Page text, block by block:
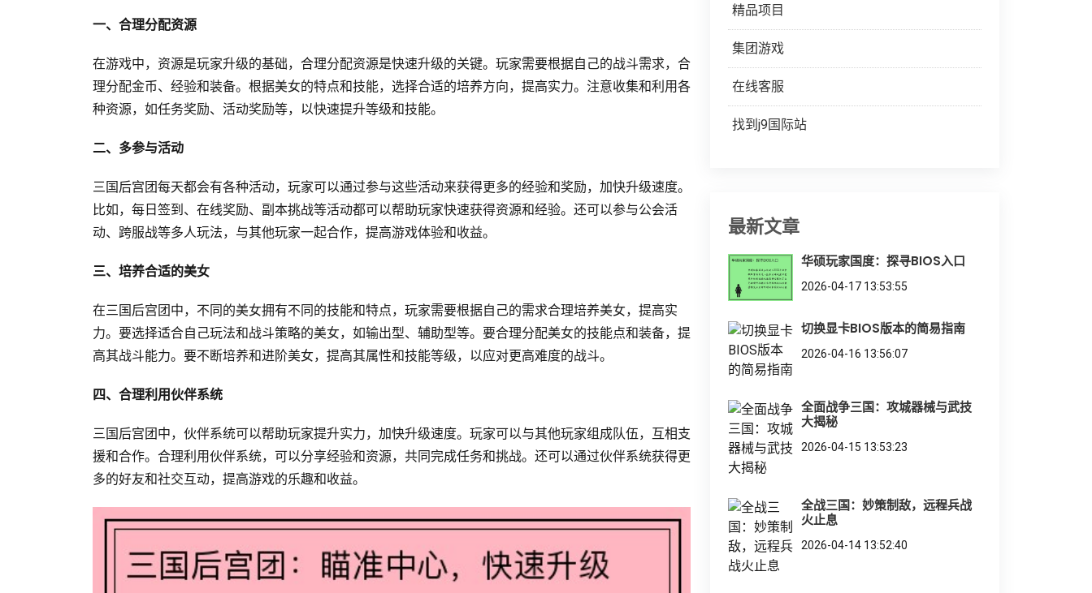
一、合理分配资源
在游戏中，资源是玩家升级的基础，合理分配资源是快速升级的关键。玩家需要根据自己的战斗需求，合
理分配金币、经验和装备。根据美女的特点和技能，选择合适的培养方向，提高实力。注意收集和利用各
种资源，如任务奖励、活动奖励等，以快速提升等级和技能。
二、多参与活动
三国后宫团每天都会有各种活动，玩家可以通过参与这些活动来获得更多的经验和奖励，加快升级速度。
比如，每日签到、在线奖励、副本挑战等活动都可以帮助玩家快速获得资源和经验。还可以参与公会活
动、跨服战等多人玩法，与其他玩家一起合作，提高游戏体验和收益。
三、培养合适的美女
在三国后宫团中，不同的美女拥有不同的技能和特点，玩家需要根据自己的需求合理培养美女，提高实
力。要选择适合自己玩法和战斗策略的美女，如输出型、辅助型等。要合理分配美女的技能点和装备，提
高其战斗能力。要不断培养和进阶美女，提高其属性和技能等级，以应对更高难度的战斗。
四、合理利用伙伴系统
三国后宫团中，伙伴系统可以帮助玩家提升实力，加快升级速度。玩家可以与其他玩家组成队伍，互相支
援和合作。合理利用伙伴系统，可以分享经验和资源，共同完成任务和挑战。还可以通过伙伴系统获得更
多的好友和社交互动，提高游戏的乐趣和收益。
精品项目
集团游戏
在线客服
找到j9国际站
最新文章
华硕玩家国度：探寻BIOS入口
2026-04-17 13:53:55
切换显卡BIOS版本的简易指南
2026-04-16 13:56:07
全面战争三国：攻城器械与武技
大揭秘
2026-04-15 13:53:23
全战三国：妙策制敌，远程兵战
火止息
2026-04-14 13:52:40